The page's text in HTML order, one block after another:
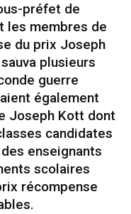
préfet de
les membres de
du prix Joseph
plusieurs
guerre
également
Joseph Kott dont
candidates
enseignants
scolaires
récompense